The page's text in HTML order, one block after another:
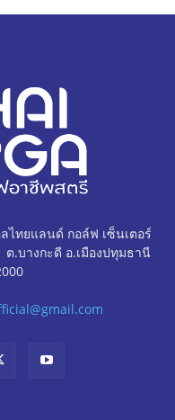
ไทยแลนด์ กอล์ฟ เซ็นเตอร์
.บางกะดี อ.เมืองปทุมธานี